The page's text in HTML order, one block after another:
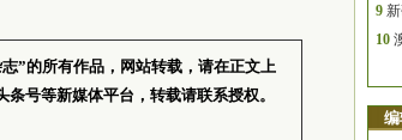
”的所有作品，网站转载，请在正文上
号等新媒体平台，转载请联系授权。
9
10